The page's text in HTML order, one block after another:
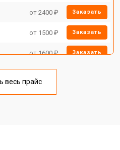
от 2400 ₽ Заказать
от 1500 ₽ Заказать
от 1600 ₽ Заказать
от 1800 ₽
весь прайс